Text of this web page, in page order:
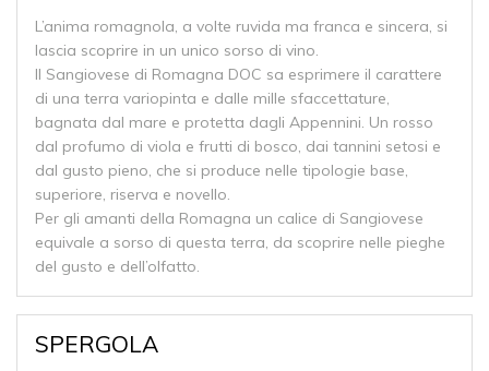
L’anima romagnola, a volte ruvida ma franca e sincera, si
lascia scoprire in un unico sorso di vino.
Il Sangiovese di Romagna DOC sa esprimere il carattere
di una terra variopinta e dalle mille sfaccettature,
bagnata dal mare e protetta dagli Appennini. Un rosso
dal profumo di viola e frutti di bosco, dai tannini setosi e
dal gusto pieno, che si produce nelle tipologie base,
superiore, riserva e novello.
Per gli amanti della Romagna un calice di Sangiovese
equivale a sorso di questa terra, da scoprire nelle pieghe
del gusto e dell’olfatto.
SPERGOLA